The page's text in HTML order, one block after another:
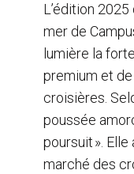
L’édition
mer de
lumière la
premium et
croisières.
poussée
poursuit ».
marché des